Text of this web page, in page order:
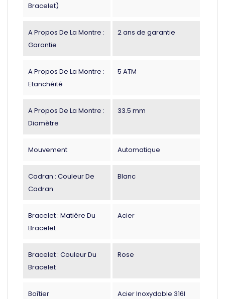
Bracelet)
A Propos De La Montre :
Garantie
2 ans de garantie
A Propos De La Montre :
Etanchéité
5 ATM
A Propos De La Montre :
Diamètre
33.5 mm
Mouvement Automatique
Cadran : Couleur De
Cadran
Blanc
Bracelet : Matière Du
Bracelet
Acier
Bracelet : Couleur Du
Bracelet
Rose
Boîtier Acier Inoxydable 316l